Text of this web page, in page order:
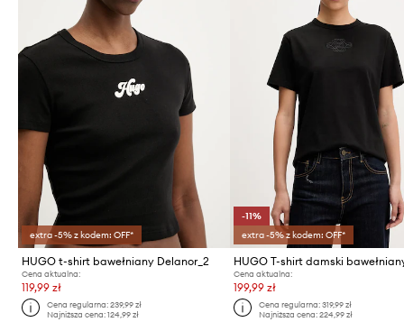
extra -5% z kodem: OFF*
HUGO t-shirt bawełniany Delanor_2
Cena aktualna:
119,99 zł
Cena regularna:239,99 zł
Najniższa cena:124,99 zł
-11%
extra -5% z kodem: OFF*
Cena aktualna:
199,99 zł
Cena regularna: 319,99 zł
Najniższa cena: 224,99 zł